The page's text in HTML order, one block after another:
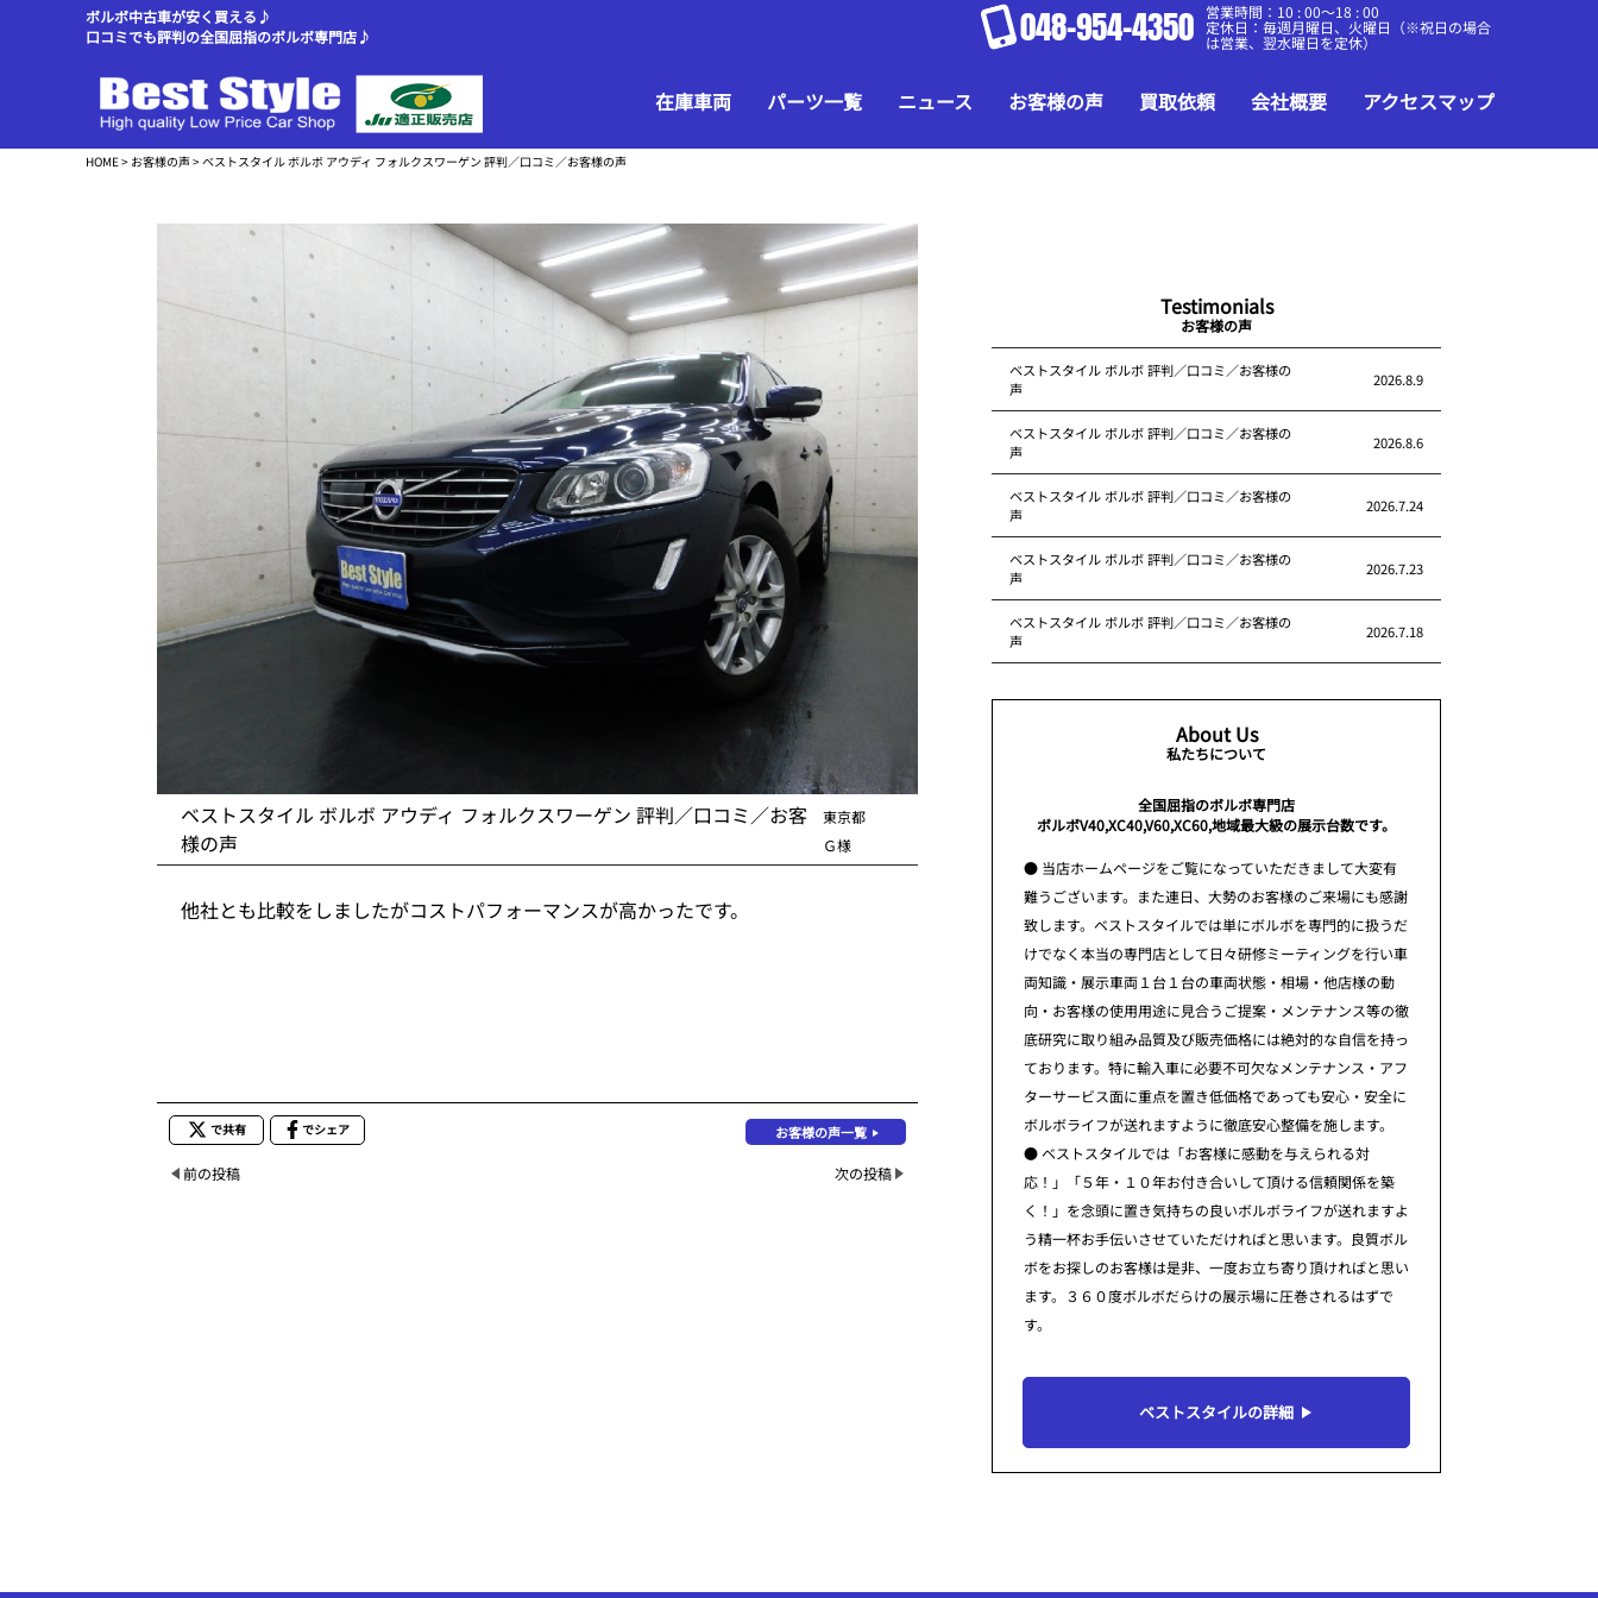
ボルボ中古車が安く買える♪
口コミでも評判の全国屈指のボルボ専門店♪
048-954-4350 営業時間：10 : 00～18 : 00
定休日：毎週月曜日、火曜日（※祝日の場合
は営業、翌水曜日を定休）
在庫車両 パーツ一覧 ニュース お客様の声 買取依頼 会社概要 アクセスマップ
HOME> お客様の声> ベストスタイル ボルボ アウディ フォルクスワーゲン 評判／口コミ／お客様の声
ベストスタイル ボルボ アウディ フォルクスワーゲン 評判／口コミ／お客
様の声
東京都
Ｇ様
他社とも比較をしましたがコストパフォーマンスが高かったです。
で共有 でシェア お客様の声一覧
前の投稿 次の投稿
Testimonials
お客様の声
ベストスタイル ボルボ 評判／口コミ／お客様の
声
2026.8.9
ベストスタイル ボルボ 評判／口コミ／お客様の
声
2026.8.6
ベストスタイル ボルボ 評判／口コミ／お客様の
声
2026.7.24
ベストスタイル ボルボ 評判／口コミ／お客様の
声
2026.7.23
ベストスタイル ボルボ 評判／口コミ／お客様の
声
2026.7.18
About Us
私たちについて
全国屈指のボルボ専門店
ボルボV40,XC40,V60,XC60,地域最大級の展示台数です。
● 当店ホームページをご覧になっていただきまして大変有
難うございます。また連日、大勢のお客様のご来場にも感謝
致します。ベストスタイルでは単にボルボを専門的に扱うだ
けでなく本当の専門店として日々研修ミーティングを行い車
両知識・展示車両１台１台の車両状態・相場・他店様の動
向・お客様の使用用途に見合うご提案・メンテナンス等の徹
底研究に取り組み品質及び販売価格には絶対的な自信を持っ
ております。特に輸入車に必要不可欠なメンテナンス・アフ
ターサービス面に重点を置き低価格であっても安心・安全に
ボルボライフが送れますように徹底安心整備を施します。
● ベストスタイルでは「お客様に感動を与えられる対
応！」「５年・１０年お付き合いして頂ける信頼関係を築
く！」を念頭に置き気持ちの良いボルボライフが送れますよ
う精一杯お手伝いさせていただければと思います。良質ボル
ボをお探しのお客様は是非、一度お立ち寄り頂ければと思い
ます。３６０度ボルボだらけの展示場に圧巻されるはずで
す。
ベストスタイルの詳細